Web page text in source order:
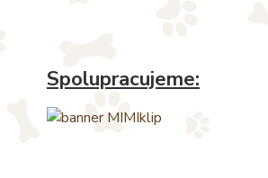
Spolupracujeme: